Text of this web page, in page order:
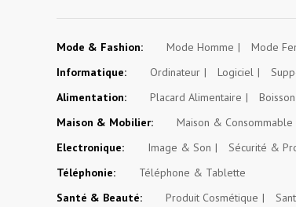
Mode & Fashion: Mode Homme Mode
Informatique:
Ordinateur Logiciel
Alimentation:
Placard Alimentaire
Boisson
Maison & Mobilier:
Maison & Consommable
Electronique:
Image & Son Sécurité &
Téléphonie:
Téléphone & Tablette
Santé & Beauté:
Produit Cosmétique